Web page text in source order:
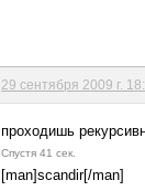
29 сентября 2009 г.
проходишь
Спустя 41 сек.
[man]scandir[/man]